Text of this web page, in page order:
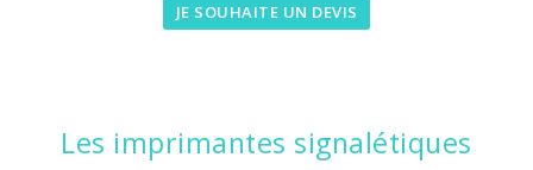
JE SOUHAITE UN DEVIS
Les imprimantes signalétiques